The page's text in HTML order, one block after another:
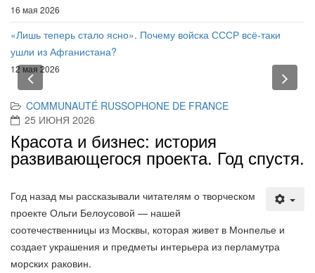
16 мая 2026
«Лишь теперь стало ясно». Почему войска СССР всё-таки
ушли из Афганистана?
12 мая 2026
Previous
COMMUNAUTÉ RUSSOPHONE DE FRANCE
25 ИЮНЯ 2026
Красота и бизнес: история
развивающегося проекта. Год спустя.
Год назад мы рассказывали читателям о творческом
проекте Ольги Белоусовой — нашей
соотечественницы из Москвы, которая живет в Монпелье и
создает украшения и предметы интерьера из перламутра
морских раковин.